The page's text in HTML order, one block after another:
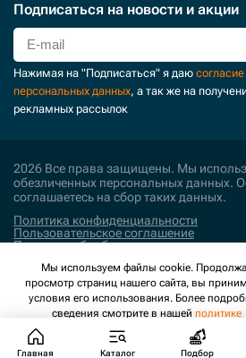
Подписаться на новости и акции
Нажимая на "Подписаться" я даю согласие
персональных данных, а так же на
рекламных рассылок
2026 Все права защищены. Мы
обезличенных персональных данных.
соглашаетесь на сбор таких данных.
Политика конфиденциальности
Пользовательское соглашение
Политика обработки персональных
Поддержка и развитие
Главная Каталог Подбор
Мы используем файлы cookie.
просмотр страниц нашего сайта, вы
условия его использования. Более
сведения смотрите в нашей политике
конфиденциальности.